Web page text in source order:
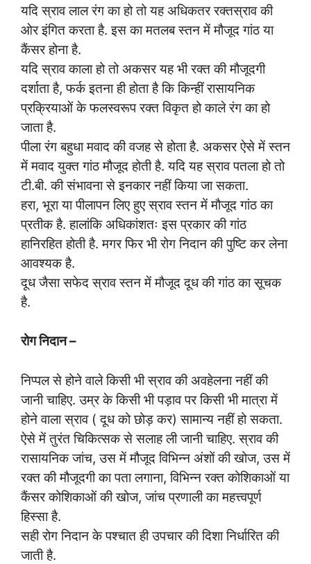
यदि स्राव लाल रंग का हो तो यह अधिकतर रक्तस्राव की
ओर इंगित करता है. इस का मतलब स्तन में मौजूद गांठ या
कैंसर होना है.
यदि स्राव काला हो तो अकसर यह भी रक्त की मौजूदगी
दर्शाता है, फर्क इतना ही होता है कि किन्हीं रासायनिक
प्रक्रियाओं के फलस्वरूप रक्त विकृत हो काले रंग का हो
जाता है.
पीला रंग बहुधा मवाद की वजह से होता है. अकसर ऐसे में स्तन
में मवाद युक्त गांठ मौजूद होती है. यदि यह स्राव पतला हो तो
टी.बी. की संभावना से इनकार नहीं किया जा सकता.
हरा, भूरा या पीलापन लिए हुए स्राव स्तन में मौजूद गांठ का
प्रतीक है. हालांकि अधिकांशतः इस प्रकार की गांठ
हानिरहित होती है. मगर फिर भी रोग निदान की पुष्टि कर लेना
आवश्यक है.
दूध जैसा सफेद स्राव स्तन में मौजूद दूध की गांठ का सूचक
है.
रोग निदान –
निप्पल से होने वाले किसी भी स्राव की अवहेलना नहीं की
जानी चाहिए. उम्र के किसी भी पड़ाव पर किसी भी मात्रा में
होने वाला स्राव ( दूध को छोड़ कर) सामान्य नहीं हो सकता.
ऐसे में तुरंत चिकित्सक से सलाह ली जानी चाहिए. स्राव की
रासायनिक जांच, उस में मौजूद विभिन्न अंशों की खोज, उस में
रक्त की मौजूदगी का पता लगाना, विभिन्न रक्त कोशिकाओं या
कैंसर कोशिकाओं की खोज, जांच प्रणाली का महत्त्वपूर्ण
हिस्सा है.
सही रोग निदान के पश्चात ही उपचार की दिशा निर्धारित की
जाती है.